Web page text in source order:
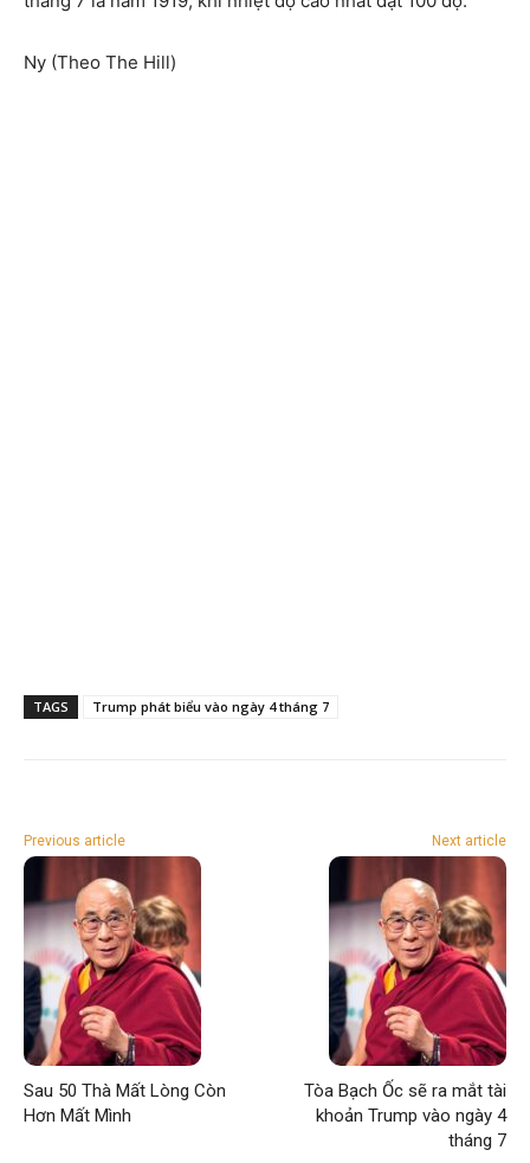
Ny (Theo The Hill)
TAGS Trump phát biểu vào ngày 4 tháng 7
Previous article
Sau 50 Thà Mất Lòng Còn
Hơn Mất Mình
Next article
Tòa Bạch Ốc sẽ ra mắt tài
khoản Trump vào ngày 4
tháng 7